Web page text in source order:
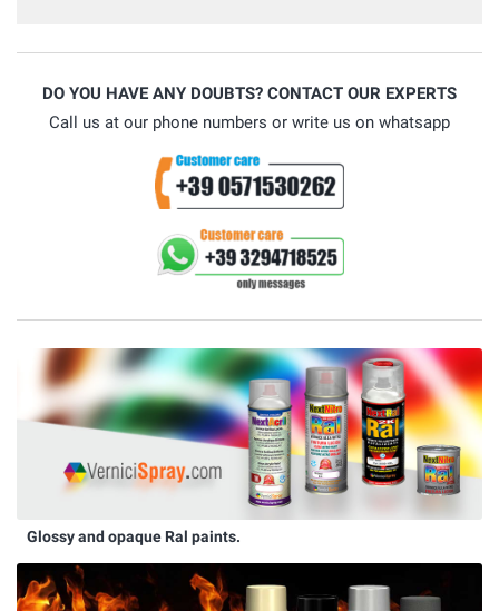
DO YOU HAVE ANY DOUBTS? CONTACT OUR EXPERTS
Call us at our phone numbers or write us on whatsapp
Glossy and opaque Ral paints.